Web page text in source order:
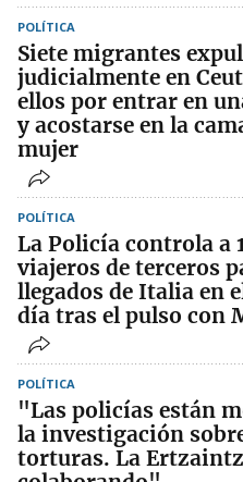
POLÍTICA
Siete migrantes
judicialmente en
ellos por entrar en
y acostarse en la
mujer
POLÍTICA
La Policía controla a
viajeros de terceros
llegados de Italia en
día tras el pulso con
POLÍTICA
"Las policías están
la investigación
torturas. La